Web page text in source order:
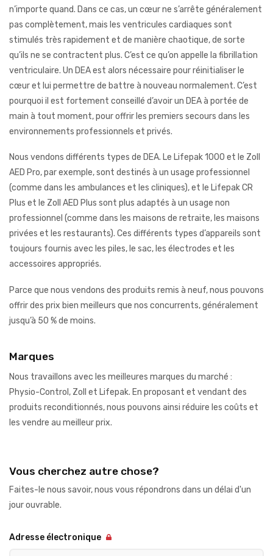
n’importe quand. Dans ce cas, un cœur ne s’arrête généralement
pas complètement, mais les ventricules cardiaques sont
stimulés très rapidement et de manière chaotique, de sorte
qu’ils ne se contractent plus. C’est ce qu’on appelle la fibrillation
ventriculaire. Un DEA est alors nécessaire pour réinitialiser le
cœur et lui permettre de battre à nouveau normalement. C’est
pourquoi il est fortement conseillé d’avoir un DEA à portée de
main à tout moment, pour offrir les premiers secours dans les
environnements professionnels et privés.
Nous vendons différents types de DEA. Le Lifepak 1000 et le Zoll
AED Pro, par exemple, sont destinés à un usage professionnel
(comme dans les ambulances et les cliniques), et le Lifepak CR
Plus et le Zoll AED Plus sont plus adaptés à un usage non
professionnel (comme dans les maisons de retraite, les maisons
privées et les restaurants). Ces différents types d’appareils sont
toujours fournis avec les piles, le sac, les électrodes et les
accessoires appropriés.
Parce que nous vendons des produits remis à neuf, nous pouvons
offrir des prix bien meilleurs que nos concurrents, généralement
jusqu’à 50 % de moins.
Marques
Nous travaillons avec les meilleures marques du marché :
Physio-Control, Zoll et Lifepak. En proposant et vendant des
produits reconditionnés, nous pouvons ainsi réduire les coûts et
les vendre au meilleur prix.
Vous cherchez autre chose?
Faites-le nous savoir, nous vous répondrons dans un délai d'un
jour ouvrable.
Adresse électronique